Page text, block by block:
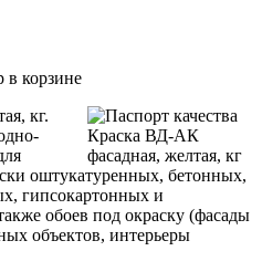
в корзине
кг.
оштукатуренных, бетонных,
гипсокартонных и
обоев под окраску (фасады
объектов, интерьеры